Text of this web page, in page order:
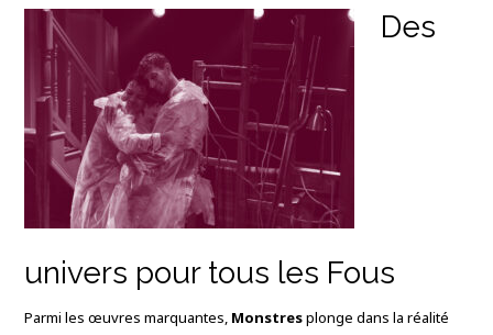
Des
univers pour tous les Fous
Parmi les œuvres marquantes, Monstresplonge dans la réalité